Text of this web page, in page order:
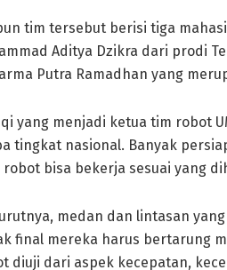
tim tersebut berisi tiga
Aditya Dzikra dari prodi
Putra Ramadhan yang
yang menjadi ketua tim robot
tingkat nasional. Banyak
robot bisa bekerja sesuai yang
medan dan lintasan
final mereka harus bertarung
diuji dari aspek kecepatan,